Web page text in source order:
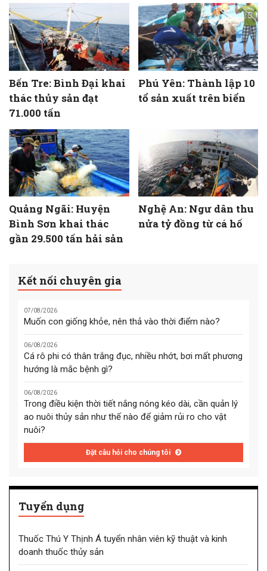
Bến Tre: Bình Đại khai
thác thủy sản đạt
71.000 tấn
Phú Yên: Thành lập 10
tổ sản xuất trên biển
Quảng Ngãi: Huyện
Bình Sơn khai thác
gần 29.500 tấn hải sản
Nghệ An: Ngư dân thu
nửa tỷ đồng từ cá hố
Kết nối chuyên gia
07/08/2026
Muốn con giống khỏe, nên thả vào thời điểm nào?
06/08/2026
Cá rô phi có thân trắng đục, nhiều nhớt, bơi mất phương
hướng là mắc bệnh gì?
06/08/2026
Trong điều kiện thời tiết nắng nóng kéo dài, cần quản lý
ao nuôi thủy sản như thế nào để giảm rủi ro cho vật
nuôi?
Đặt câu hỏi cho chúng tôi
Tuyển dụng
Thuốc Thú Y Thịnh Á tuyển nhân viên kỹ thuật và kinh
doanh thuốc thủy sản